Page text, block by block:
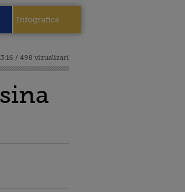
Infografice
/ 498 vizualizari